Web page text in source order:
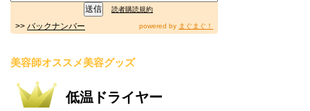
読者購読規約
>> バックナンバー powered by まぐまぐ！
美容師オススメ美容グッズ
低温ドライヤー